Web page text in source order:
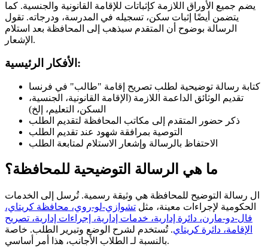
يضم جميع الأوراق اللازمة كإثباتات للإقامة القانونية والجنسية. كما
يتضمن أيضًا إثبات سكن، تسجيله في المدرسة، ودرجاته. تقول
الرسالة بوضوح أن المتقدم سيذهب إلى المحافظة بعد استلام
الإشعار.
الأفكار الرئيسية:
كتابة رسالة توضيحية لطلب تصريح إقامة "طالب" في فرنسا
تقديم الوثائق الداعمة اللازمة (الإقامة القانونية، الجنسية،
السكن، التعليم، إلخ)
ذكر حضور المتقدم إلى مكاتب المحافظة لتقديم الطلب
التوصية بمرافقة شهود عند تقديم الطلب
الاحتفاظ بالرسالة وإشعار الاستلام لمتابعة الطلب
ما هي الرسالة التوضيحية للمحافظة؟
ال رسالة التوضيح للمحافظة هي وثيقة رسمية. تُرسل إلى الخدمات
الحكومية لإجراءات معينة، مثل تشوازي-لو-روي، محافظة كريتاي،
فال-دو-مارن، دائرة إدارية، خدمات إدارية، إجراءات إدارية، تصريح
الإقامة، دائرة كريتاي. تُستخدم لشرح الوضع وتبرير الطلب. خاصة
بالنسبة لـ الطلاب الأجانب، هذا أمر أساسي.